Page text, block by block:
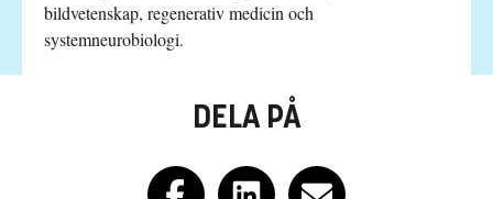
bild­vetenskap, regenerativ medicin och
systemneurobiologi.
DELA PÅ